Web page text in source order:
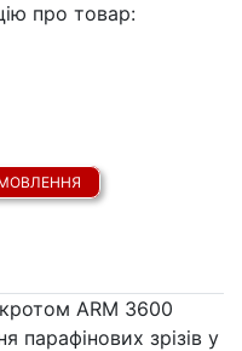
про товар:
ARM 3600
парафінових зрізів у